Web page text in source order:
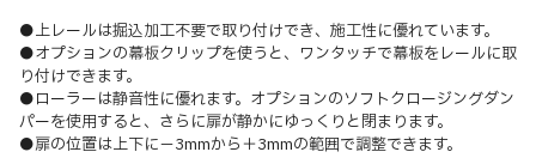
●上レールは掘込加工不要で取り付けでき、施工性に優れています。
●オプションの幕板クリップを使うと、ワンタッチで幕板をレールに取
り付けできます。
●ローラーは静音性に優れます。オプションのソフトクロージングダン
パーを使用すると、さらに扉が静かにゆっくりと閉まります。
●扉の位置は上下に－3mmから＋3mmの範囲で調整できます。